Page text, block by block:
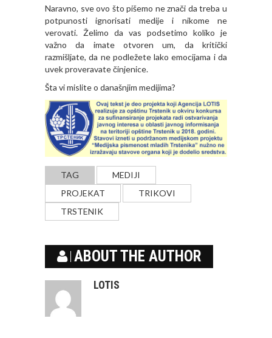
Naravno, sve ovo što pišemo ne znači da treba u
potpunosti ignorisati medije i nikome ne
verovati. Želimo da vas podsetimo koliko je
važno da imate otvoren um, da kritički
razmišljate, da ne podležete lako emocijama i da
uvek proveravate činjenice.
Šta vi mislite o današnjim medijima?
TAG
MEDIJI
PROJEKAT
TRIKOVI
TRSTENIK
ABOUT THE AUTHOR
LOTIS